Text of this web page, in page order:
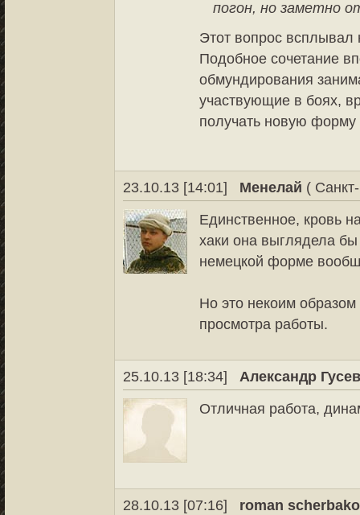
погон, но заметно
Этот вопрос
Подобное сочетание
обмундирования
участвующие в боях,
получать новую
23.10.13 [14:01] Менелай (
Единственное, кровь
хаки она выглядела
немецкой форме
Но это некоим
просмотра работы.
25.10.13 [18:34]
Александр
Отличная работа,
28.10.13 [07:16]
roman